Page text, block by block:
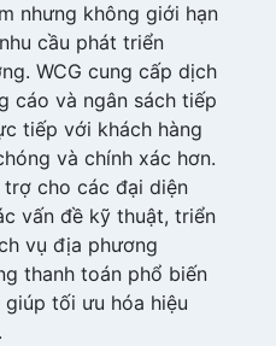
nhưng không giới hạn
cầu phát triển
WCG cung cấp dịch
cáo và ngân sách tiếp
tiếp với khách hàng
và chính xác hơn.
cho các đại diện
vấn đề kỹ thuật, triển
vụ địa phương
thanh toán phổ biến
tối ưu hóa hiệu